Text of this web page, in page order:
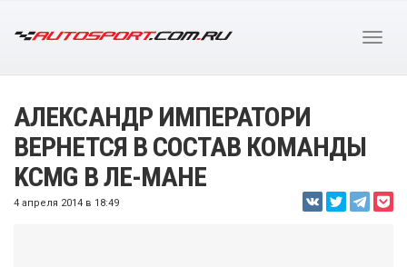
АЛЕКСАНДР ИМПЕРАТОРИ
ВЕРНЕТСЯ В СОСТАВ КОМАНДЫ
KCMG В ЛЕ-МАНЕ
4 апреля 2014 в 18:49